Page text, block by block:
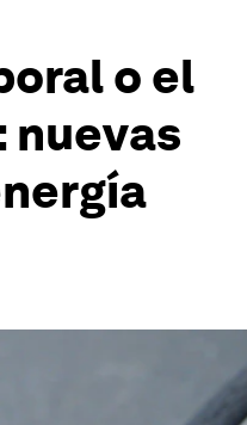
o el